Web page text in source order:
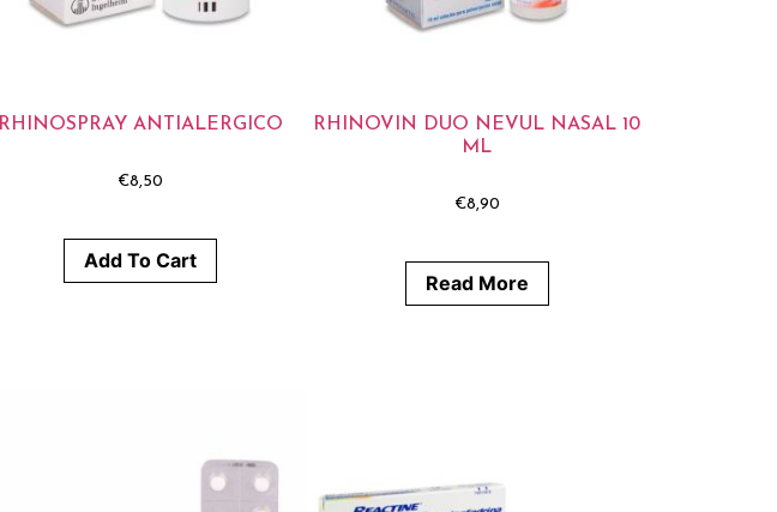
RHINOSPRAY ANTIALERGICO
€8,50
Add To Cart
RHINOVIN DUO NEVUL NASAL 10
ML
€8,90
Read More